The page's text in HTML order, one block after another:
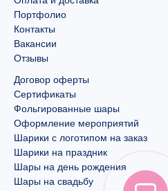
Портфолио
Контакты
Вакансии
Отзывы
Договор оферты
Сертификаты
Фольгированные шары
Оформление мероприятий
Шарики с логотипом на заказ
Шарики на праздник
Шары на день рождения
Шары на свадьбу